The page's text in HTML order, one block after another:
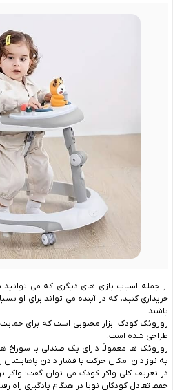
از جمله اسباب بازی های دیگری که می توانید
خریداری کنید، که در آینده می تواند برای او
باشند.
روروئک‌ کودک ابزار محبوبی است که برای حمایت
طراحی شده‌ است.
روروئک ها معمولاً دارای یک صندلی با سوراخ
به نوزادان امکان حرکت با فشار دادن پاهایشان
در تعریف کلی واکر کودک می توان گفت: واکر
حفظ تعادل کودکان نوپا در هنگام یادگیری